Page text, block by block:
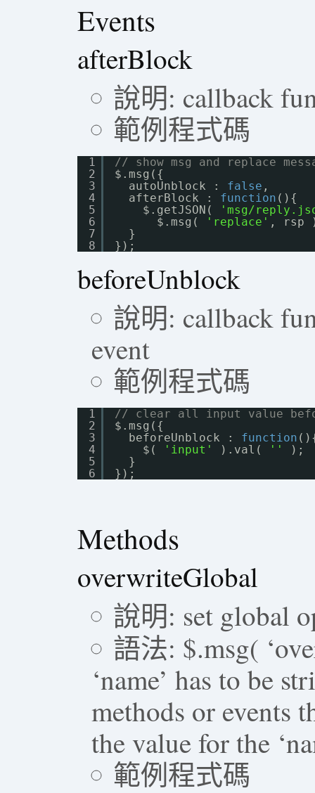
Events
afterBlock
說明: callback
範例程式碼
1
2
3
4
5
6
7
8
// show msg and replace
$.msg({
autoUnblock : false ,
afterBlock : function (){
$.getJSON(
'msg/
$.msg(
'replace' , rsp
}
});
beforeUnblock
說明: callback
event
範例程式碼
1
2
3
4
5
6
// clear all input value
$.msg({
beforeUnblock : function
$(
'input' ).val( ''
);
}
});
Methods
overwriteGlobal
說明: set global
語法: $.msg(
‘name’ has to be
methods or events
the value for the
範例程式碼